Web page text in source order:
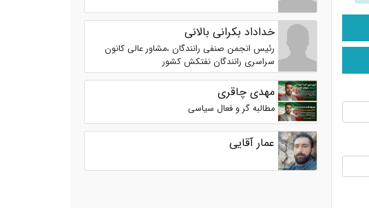
خداداد بکرانی بالانی
رئیس انجمن صنفی رانندگان ،مشاور عالی کانون
سراسری رانندگان نفتکش کشور
مهدی چاقری
مطالبه گر و فعال سیاسی
عمار آقایی